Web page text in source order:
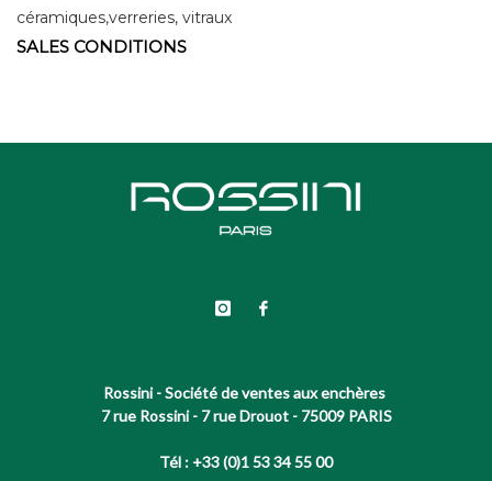
céramiques,verreries, vitraux
SALES CONDITIONS
Rossini - Société de ventes aux enchères
7 rue Rossini - 7 rue Drouot - 75009 PARIS
Tél : +33 (0)1 53 34 55 00